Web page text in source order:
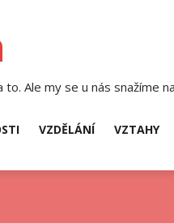
Ale my se u nás snažíme
VZDĚLÁNÍ VZTAHY